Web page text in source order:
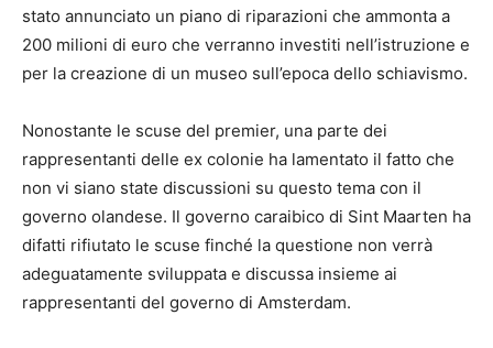
stato annunciato un piano di riparazioni che ammonta a
200 milioni di euro che verranno investiti nell’istruzione e
per la creazione di un museo sull’epoca dello schiavismo.
Nonostante le scuse del premier, una parte dei
rappresentanti delle ex colonie ha lamentato il fatto che
non vi siano state discussioni su questo tema con il
governo olandese. Il governo caraibico di Sint Maarten ha
difatti rifiutato le scuse finché la questione non verrà
adeguatamente sviluppata e discussa insieme ai
rappresentanti del governo di Amsterdam.